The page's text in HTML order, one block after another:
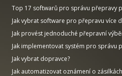
Top 17 softwarů pro správu přepravy
Jak vybrat software pro přepravu více
Jak provést jednoduché přepravní
Jak implementovat systém pro správu
Jak vybrat dopravce?
Jak automatizovat oznámení o